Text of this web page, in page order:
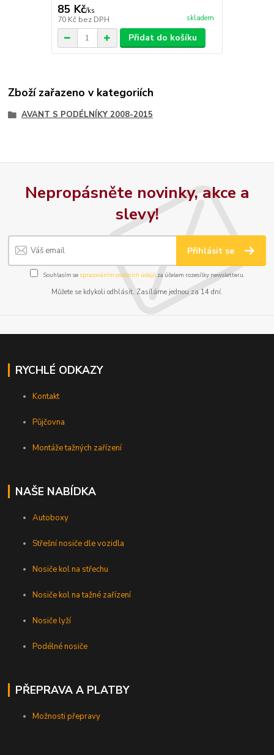
85 Kč/ks
70 Kč bez DPH skladem
Přidat do košíku
Zboží zařazeno v kategoriích
AVANT S PODÉLNÍKY 2008-2015
Nepropásněte novinky, akce a
slevy!
Přihlásit se
Souhlasím se zpracováním osobních údajůza účelem rozesílky newsletteru.
Můžete se kdykoli odhlásit. Zasíláme jednou za 14 dní.
RYCHLÉ ODKAZY
Kontakt
Půjčovna
Montáže tažných zařízení
NAŠE NABÍDKA
Autoboxy
Střešní nosiče dle vozidla
Nosiče kol na střechu
Nosiče kol na tažné zařízení
Nosiče lyží
Podélné nosiče
PŘEPRAVA A PLATBY
Možnosti přepravy